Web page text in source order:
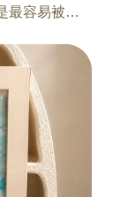
開始反思：
女似乎卻帶
濟和教養
)
最容易被忽
。
合陰瑜伽
幫助身體
重新安定下
求完美的